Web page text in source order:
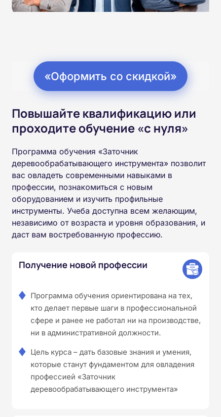
«Оформить со скидкой»
Повышайте квалификацию или
проходите обучение «с нуля»
Программа обучения «Заточник
деревообрабатывающего инструмента» позволит
вас овладеть современными навыками в
профессии, познакомиться с новым
оборудованием и изучить профильные
инструменты. Учеба доступна всем желающим,
независимо от возраста и уровня образования, и
даст вам востребованную профессию.
Получение новой профессии
Программа обучения ориентирована на тех,
кто делает первые шаги в профессиональной
сфере и ранее не работал ни на производстве,
ни в административной должности.
Цель курса – дать базовые знания и умения,
которые станут фундаментом для овладения
профессией «Заточник
деревообрабатывающего инструмента»